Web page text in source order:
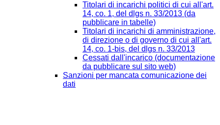
Titolari di incarichi politici di cui all'art.
14, co. 1, del dlgs n. 33/2013 (da
pubblicare in tabelle)
Titolari di incarichi di amministrazione,
di direzione o di governo di cui all'art.
14, co. 1-bis, del dlgs n. 33/2013
Cessati dall'incarico (documentazione
da pubblicare sul sito web)
Sanzioni per mancata comunicazione dei
dati